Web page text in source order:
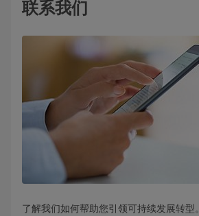
联系我们
了解我们如何帮助您引领可持续发展转型。